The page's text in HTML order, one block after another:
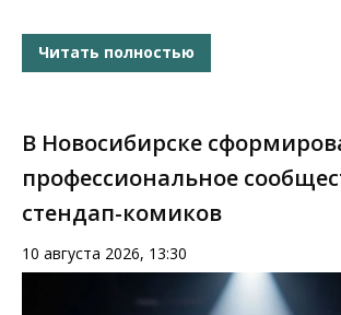
Читать полностью
В Новосибирске
профессиональное
стендап-комиков
10 августа 2026, 13:30